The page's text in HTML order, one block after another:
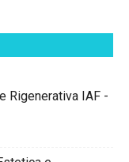
Rigenerativa IAF -